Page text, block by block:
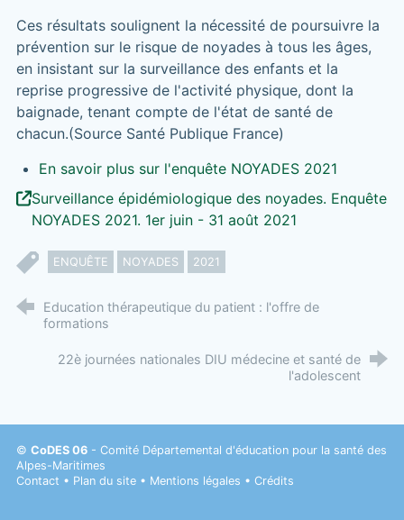
Ces résultats soulignent la nécessité de poursuivre la
prévention sur le risque de noyades à tous les âges,
en insistant sur la surveillance des enfants et la
reprise progressive de l'activité physique, dont la
baignade, tenant compte de l'état de santé de
chacun.(Source Santé Publique France)
En savoir plus sur l'enquête NOYADES 2021
Surveillance épidémiologique des noyades. Enquête
NOYADES 2021. 1er juin - 31 août 2021
ENQUÊTE NOYADES 2021
Education thérapeutique du patient : l'offre de
formations
22è journées nationales DIU médecine et santé de
l'adolescent
© CoDES 06- Comité Départemental d'éducation pour la santé des
Alpes-Maritimes
Contact • Plan du site• Mentions légales • Crédits